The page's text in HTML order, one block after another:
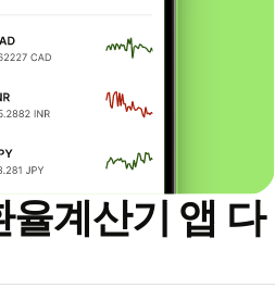
계산기 앱 다